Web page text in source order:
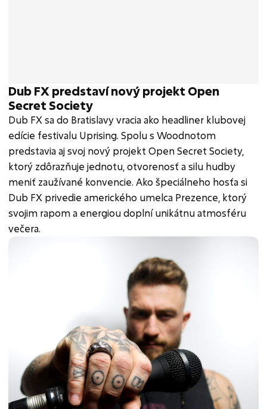
Dub FX predstaví nový projekt Open
Secret Society
Dub FX sa do Bratislavy vracia ako headliner klubovej
edície festivalu Uprising. Spolu s Woodnotom
predstavia aj svoj nový projekt Open Secret Society,
ktorý zdôrazňuje jednotu, otvorenosť a silu hudby
meniť zaužívané konvencie. Ako špeciálneho hosťa si
Dub FX privedie amerického umelca Prezence, ktorý
svojim rapom a energiou doplní unikátnu atmosféru
večera.